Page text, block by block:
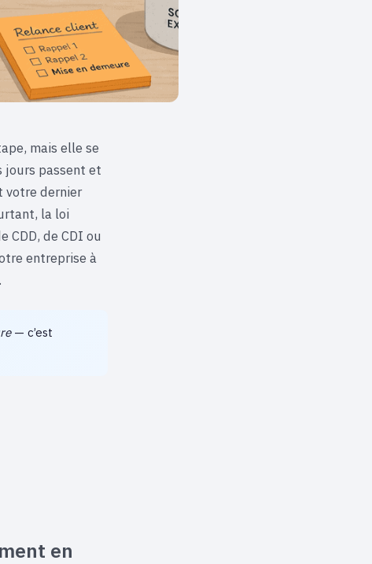
mais elle se
jours passent et
votre dernier
la loi
CDD, de CDI ou
entreprise à
— c’est
en